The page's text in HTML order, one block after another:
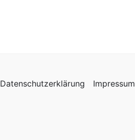
Datenschutzerklärung Impressum